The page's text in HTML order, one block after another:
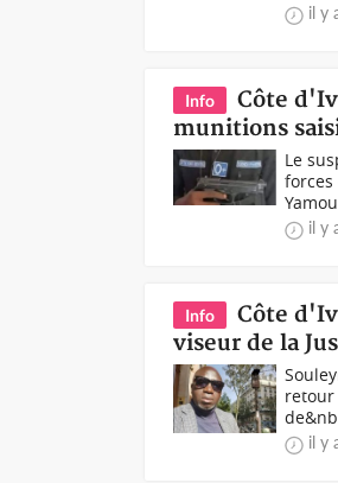
il y
Info
Côte
munitions
Le
forces
il y
Info
Côte
viseur de la
retour
il y